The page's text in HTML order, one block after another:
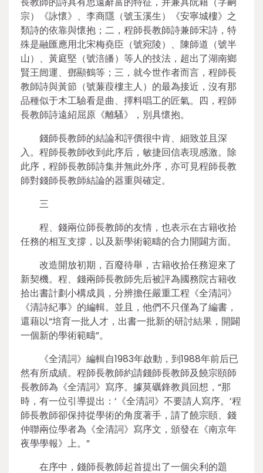
宗）《詠懷》、李商隱（號玉溪生）《安寧城樓》之
類詩的依靠與懷抱；二，程師長教師詩兼師宋詩，特
殊是融匯應用北宋梅堯臣（號宛陵）、陳師道（號半
山）、黃庭堅（號涪皤）等人的技法，超出了湖南鄉
賢王闿運、鄧顯鶴等；三，就今世作者而言，程師長
教師詩與黃節（號蒹葭樓主人）的最為接近，沒有那
品種似于木工驗看是曲、擇料唱工的匠氣。四，程師
長教師詩遠紹屈原《離騷》，別具懷抱。
錢師長教師的結論和評價很中肯、細致並且深
入。程師長教師收到此序后，敏捷回信表現感激。除
此序，程師長教師詩集并無此外序，亦可見程師長教
師對錢師長教師結論的器重與確定。
三
程、錢兩位師長教師的友情，也表示在古籍收拾
任務的相互支撐，以及新學術範疇的合力開闢方面。
改造開放初期，百廢待舉，古籍收拾任務迎來了
新契機。程、錢兩師長教師先后被評為國務院古籍收
拾出書計劃小構成員，分辨擔任嚴重工程《全清詞》
《清詩紀事》的編輯。並且，他們不只僅為了編書，
還藉以“培育一批人才，出書一批新的研討結果，開闢
一個新的學術範疇”。
《全清詞》編輯自1983年啟動，到1988年前后已
然有所成績。程師長教師約請錢師長教師及饒宗頤師
長教師為《全清詞》寫序。據莫礪鋒教員回想，“那
時，有一位引導提出：‘《全清詞》不要請人寫序。’程
師長教師卻保持從學術的角度著手，請了饒宗頤、錢
仲聯兩位學者為《全清詞》寫序文，頒發在《南京年
夜學學報》上。”
在序中，錢師長教師起首提出了一個尖利的題